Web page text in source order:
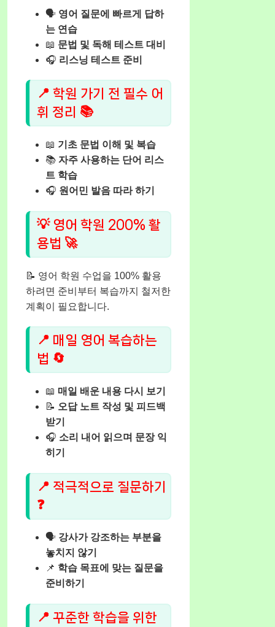
🗣️ 영어 질문에 빠르게 답하
는 연습
📖 문법 및 독해 테스트 대비
🎧 리스닝 테스트 준비
📍 학원 가기 전 필수 어
휘 정리 📚
📖 기초 문법 이해 및 복습
📚 자주 사용하는 단어 리스
트 학습
🎧 원어민 발음 따라 하기
💡 영어 학원 200% 활
용법 🚀
📝 영어 학원 수업을 100% 활용
하려면 준비부터 복습까지 철저한
계획이 필요합니다.
📍 매일 영어 복습하는
법 🔄
📖 매일 배운 내용 다시 보기
📝 오답 노트 작성 및 피드백
받기
🎧 소리 내어 읽으며 문장 익
히기
📍 적극적으로 질문하기
❓
🗣️ 강사가 강조하는 부분을
놓치지 않기
📌 학습 목표에 맞는 질문을
준비하기
📍 꾸준한 학습을 위한